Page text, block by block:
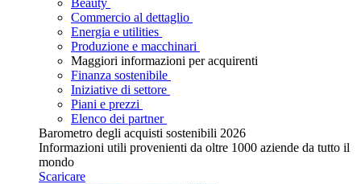
Beauty
Commercio al dettaglio
Energia e utilities
Produzione e macchinari
Maggiori informazioni per acquirenti
Finanza sostenibile
Iniziative di settore
Piani e prezzi
Elenco dei partner
Barometro degli acquisti sostenibili 2026
Informazioni utili provenienti da oltre 1000 aziende da tutto il
mondo
Scaricare